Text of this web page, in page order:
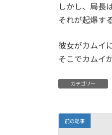
しかし、局長
それが起爆す
彼女がカムイ
そこでカムイ
カテゴリー
前の記事